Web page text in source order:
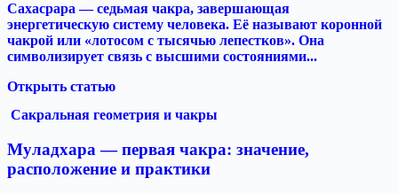
Сахасрара — седьмая чакра, завершающая
энергетическую систему человека. Её называют коронной
чакрой или «лотосом с тысячью лепестков». Она
символизирует связь с высшими состояниями...
Открыть статью
Сакральная геометрия и чакры
Муладхара — первая чакра: значение,
расположение и практики